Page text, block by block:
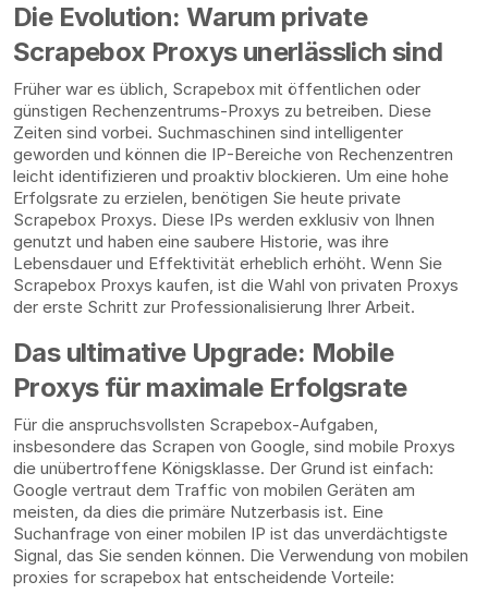
Die Evolution: Warum private
Scrapebox Proxys unerlässlich sind
Früher war es üblich, Scrapebox mit öffentlichen oder
günstigen Rechenzentrums-Proxys zu betreiben. Diese
Zeiten sind vorbei. Suchmaschinen sind intelligenter
geworden und können die IP-Bereiche von Rechenzentren
leicht identifizieren und proaktiv blockieren. Um eine hohe
Erfolgsrate zu erzielen, benötigen Sie heute private
Scrapebox Proxys. Diese IPs werden exklusiv von Ihnen
genutzt und haben eine saubere Historie, was ihre
Lebensdauer und Effektivität erheblich erhöht. Wenn Sie
Scrapebox Proxys kaufen, ist die Wahl von privaten Proxys
der erste Schritt zur Professionalisierung Ihrer Arbeit.
Das ultimative Upgrade: Mobile
Proxys für maximale Erfolgsrate
Für die anspruchsvollsten Scrapebox-Aufgaben,
insbesondere das Scrapen von Google, sind mobile Proxys
die unübertroffene Königsklasse. Der Grund ist einfach:
Google vertraut dem Traffic von mobilen Geräten am
meisten, da dies die primäre Nutzerbasis ist. Eine
Suchanfrage von einer mobilen IP ist das unverdächtigste
Signal, das Sie senden können. Die Verwendung von mobilen
proxies for scrapebox hat entscheidende Vorteile: